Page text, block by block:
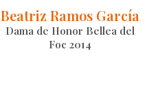
Beatriz Ramos García
Dama de Honor Bellea del
Foc 2014